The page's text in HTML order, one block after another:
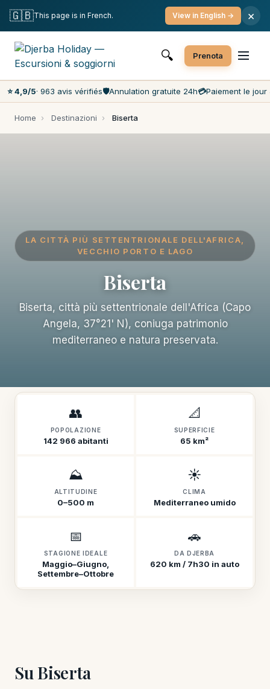
Cancellazione gratuita
Pagamento il giorno stesso
Prezzi più bassi del mercato
Servizio clienti 7 giorni su 7
🔍 Prenota
⭐ 4,9/5· 963 avis vérifiés🛡️Annulation gratuite 24h💳Paiement le jour
Home › Destinazioni › Biserta
LA CITTÀ PIÙ SETTENTRIONALE DELL'AFRICA,
VECCHIO PORTO E LAGO
Biserta
Biserta, città più settentrionale dell'Africa (Capo
Angela, 37°21' N), coniuga patrimonio
mediterraneo e natura preservata.
👥
POPOLAZIONE
142 966 abitanti
📐
SUPERFICIE
65 km²
⛰️
ALTITUDINE
0–500 m
☀️
CLIMA
Mediterraneo umido
📅
STAGIONE IDEALE
Maggio–Giugno,
Settembre–Ottobre
🚗
DA DJERBA
620 km / 7h30 in auto
Su Biserta
🇬🇧This page is in French. View in English → ×